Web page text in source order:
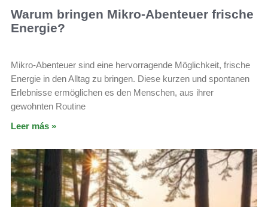
Warum bringen Mikro-Abenteuer frische
Energie?
Mikro-Abenteuer sind eine hervorragende Möglichkeit, frische
Energie in den Alltag zu bringen. Diese kurzen und spontanen
Erlebnisse ermöglichen es den Menschen, aus ihrer
gewohnten Routine
Leer más »